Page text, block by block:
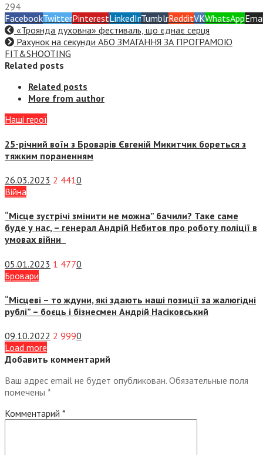
294
FacebookTwitterPinterestLinkedInTumblrRedditVKWhatsApp
«Троянда духовна» фестиваль, що єднає серця
Рахунок на секунди АБО ЗМАГАННЯ ЗА ПРОГРАМОЮ
FIT&SHOOTING
Related posts
Related posts
More from author
Наші герої
25-річний воїн з Броварів Євгеній Микитчик бореться з
тяжким пораненням
26.03.2023 2 4410
Війна
“Місце зустрічі змінити не можна” бачили? Таке саме
буде у нас, – генерал Андрій Нєбитов про роботу поліції в
умовах війни
05.01.2023 1 4770
Бровари
“Місцеві – то ждуни, які здають наші позиції за жалюгідні
рублі” – боєць і бізнесмен Андрій Насіковський
09.10.2022 2 9990
Load more
Добавить комментарий
Ваш адрес email не будет опубликован. Обязательные поля
помечены *
Комментарий *